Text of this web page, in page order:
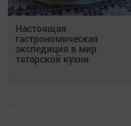
Настоящая
гастрономическая
экспедиция в мир
татарской кухни